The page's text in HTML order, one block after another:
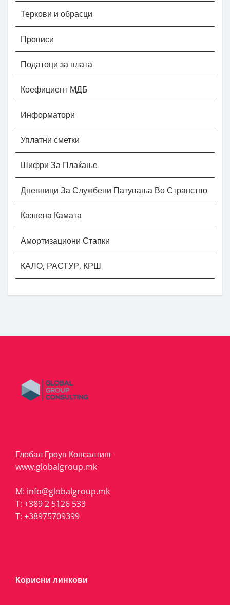
Теркови и обрасци
Прописи
Податоци за плата
Коефициент МДБ
Информатори
Уплатни сметки
Шифри За Плаќање
Дневници За Службени Патувања Во Странство
Казнена Камата
Амортизациони Стапки
КАЛО, РАСТУР, КРШ
Глобал Гроуп Консалтинг
www.globalgroup.mk
M: info@globalgroup.mk
T: +389 2 5126 533
T: +38975709399
Корисни линкови